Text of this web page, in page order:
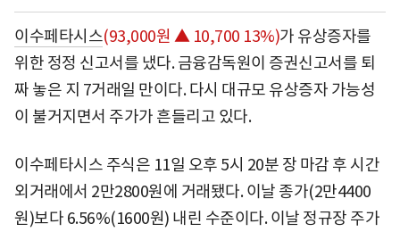
이수페타시스(93,000원 ▲ 10,700 13%)가 유상증자를
위한 정정 신고서를 냈다. 금융감독원이 증권신고서를 퇴
짜 놓은 지 7거래일 만이다. 다시 대규모 유상증자 가능성
이 불거지면서 주가가 흔들리고 있다.
이수페타시스 주식은 11일 오후 5시 20분 장 마감 후 시간
외거래에서 2만2800원에 거래됐다. 이날 종가(2만4400
원)보다 6.56%(1600원) 내린 수준이다. 이날 정규장 주가